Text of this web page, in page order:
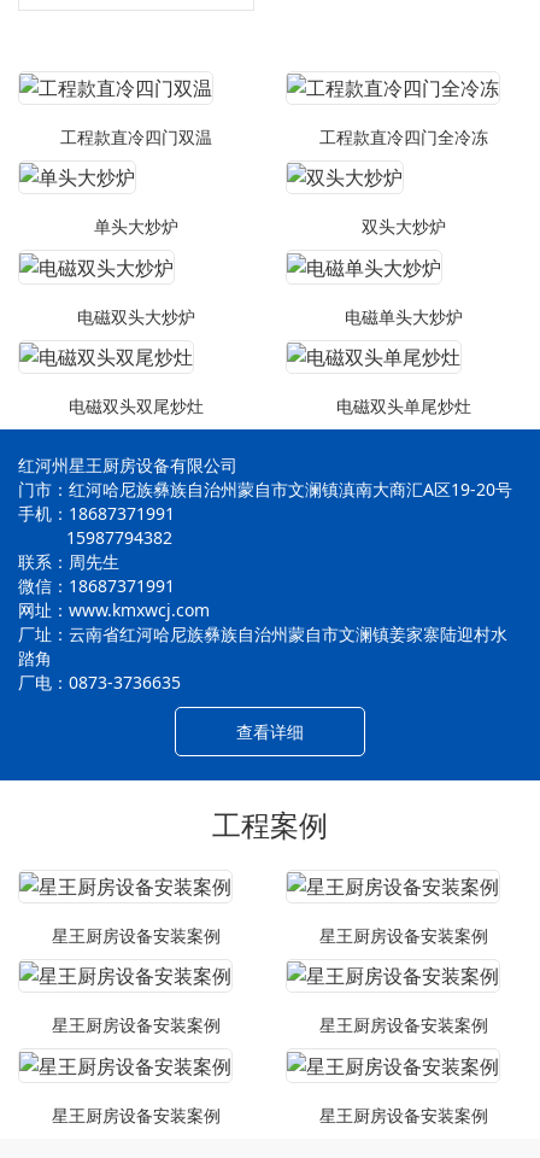
工程款直冷四门双温 工程款直冷四门全冷冻
单头大炒炉 双头大炒炉
电磁双头大炒炉 电磁单头大炒炉
电磁双头双尾炒灶 电磁双头单尾炒灶
红河州星王厨房设备有限公司
门市：红河哈尼族彝族自治州蒙自市文澜镇滇南大商汇A区19-20号
手机：18687371991
15987794382
联系：周先生
微信：18687371991
网址：www.kmxwcj.com
厂址：云南省红河哈尼族彝族自治州蒙自市文澜镇姜家寨陆迎村水
踏角
厂电：0873-3736635
查看详细
工程案例
星王厨房设备安装案例 星王厨房设备安装案例
星王厨房设备安装案例 星王厨房设备安装案例
星王厨房设备安装案例 星王厨房设备安装案例